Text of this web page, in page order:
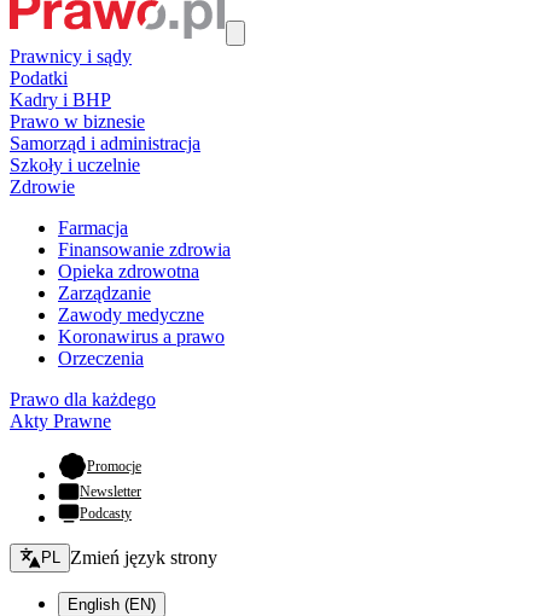
Prawnicy i sądy
Podatki
Kadry i BHP
Prawo w biznesie
Samorząd i administracja
Szkoły i uczelnie
Zdrowie
Farmacja
Finansowanie zdrowia
Opieka zdrowotna
Zarządzanie
Zawody medyczne
Koronawirus a prawo
Orzeczenia
Prawo dla każdego
Akty Prawne
Promocje- otwiera się w nowej karcie
Newsletter
Podcasty
Zmień język - bieżący:
PL Zmień język strony
English (EN)